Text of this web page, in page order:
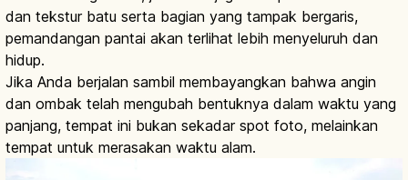
dan tekstur batu serta bagian yang tampak bergaris,
pemandangan pantai akan terlihat lebih menyeluruh dan
hidup.
Jika Anda berjalan sambil membayangkan bahwa angin
dan ombak telah mengubah bentuknya dalam waktu yang
panjang, tempat ini bukan sekadar spot foto, melainkan
tempat untuk merasakan waktu alam.